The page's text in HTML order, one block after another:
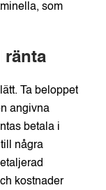
som
ränta
Ta beloppet
angivna
betala i
några
kostnader